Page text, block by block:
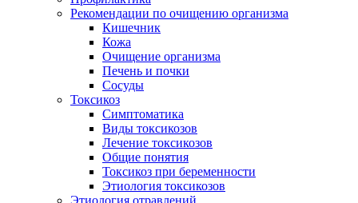
Рекомендации по очищению организма
Кишечник
Кожа
Очищение организма
Печень и почки
Сосуды
Токсикоз
Cимптоматика
Виды токсикозов
Лечение токсикозов
Общие понятия
Токсикоз при беременности
Этиология токсикозов
Этиология отравлений